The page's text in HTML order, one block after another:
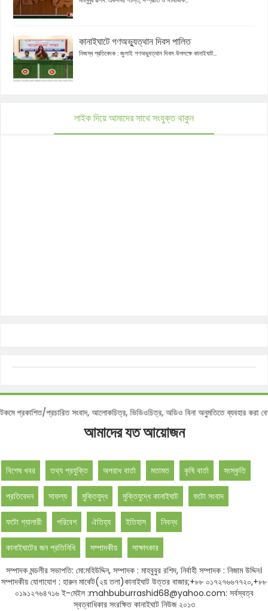
কানাইঘাটে গণঅভ্যুত্থান দিবস পালিত
নিজস্ব প্রতিবেদক : জুলাই গণঅভ্যুত্থান দিবস উপলক্ষে কানাইঘাট...
লাইক দিয়ে আমাদের সাথে সংযুক্ত থাকুন
প্রচারিত সংবাদ, আলোকচিত্র, ভিডিওচিত্র, অডিও বিনা অনুমতিতে ব্যবহার করা
আমাদের যত আয়োজন
বিশেষ খবর তথ্য প্রযুক্তি অপরাধ বার্তা মতামত কৃষি বার্তা সংস্কৃতি
প্রতিবেদন সাফল্য মুক্তিযুদ্ধ মুক্তিযুদ্ধে কানাইঘাট ফটো সংবাদ
ফটো গ্যালারী পরিবেশ ঐতিহ্য ইতিহাস নিবন্ধ
কানাইঘাটের জন প্রতিনিধি সম্পাদকীয়
সাক্ষাৎকার
সম্পাদক মন্ডলীর সভাপতি: মো:মহিউদ্দিন, সম্পাদক : মাহবুবুর রশিদ, নির্বাহী সম্পাদক : নিজাম উদ্দিন।
সম্পাদকীয় যোগাযোগ : হারুন মার্কেট(২য় তলা)কানাইঘাট উত্তর বাজার;+৮৮ ০১৭২৭৬৬৭৭২০,+৮৮
০১৯১২৭৬৪৭১৬ ই-মেইল :mahbuburrashid68@yahoo.com: সর্বস্বত্ব
স্বত্বাধিকার সংরক্ষিত কানাইঘাট নিউজ ২০১৩